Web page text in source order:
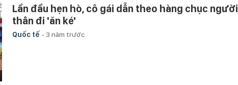
Lần đầu hẹn hò, cô gái dẫn theo hàng chục người
thân đi 'ăn ké'
Quốc tế - 3 năm trước